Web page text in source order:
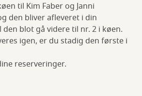
til Kim Faber og Janni
den bliver afleveret i din
blot gå videre til nr. 2 i køen.
igen, er du stadig den første i
reserveringer.